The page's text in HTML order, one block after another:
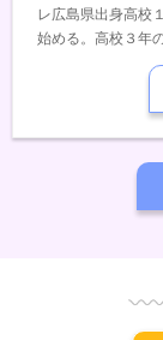
レ広島県出身高校
始める。高校３年
KENモデルを頂く
決意。YAMAHA
ず、様々な楽器、
ニー」、サマーソ
舞台も経験。
は、Rock・Pops